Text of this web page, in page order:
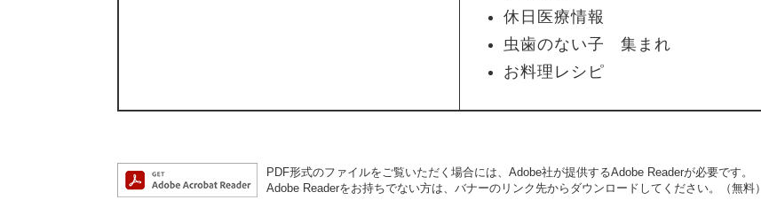
休日医療情報
虫歯のない子 集まれ
お料理レシピ
PDF形式のファイルをご覧いただく場合には、Adobe社が提供するAdobe Readerが必要です。
Adobe Readerをお持ちでない方は、バナーのリンク先からダウンロードしてください。（無料）